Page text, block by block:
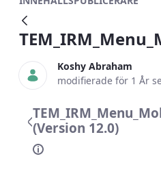
Koshy Abraham
modifierade för 1 År
(Version 12.0)